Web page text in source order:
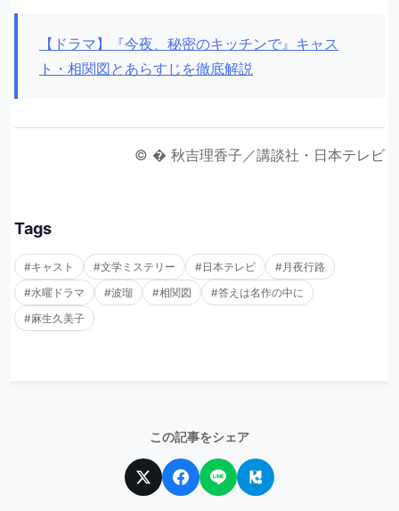
【ドラマ】『今夜、秘密のキッチンで』キャス
ト・相関図とあらすじを徹底解説
© � 秋吉理香子／講談社・日本テレビ
Tags
#キャスト #文学ミステリー #日本テレビ
#月夜行路
#水曜ドラマ
#波瑠 #相関図
#答えは名作の中に
#麻生久美子
この記事をシェア